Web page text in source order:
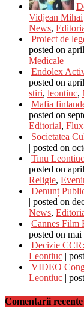
Vidjean Mihai
News,
Proiect de
posted on
Medicale
Endolex
posted on
stiri, leontiuc,
Mafia
posted on
Editorial,
Societatea
| posted on
Tinu
posted on
Religie,
Denunț
| posted on
News,
Cannes Film
posted on
Decizie
Leontiuc |
VIDEO
Leontiuc |
Comentarii recente